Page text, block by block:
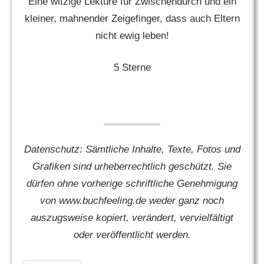
kleiner, mahnender Zeigefinger, dass auch Eltern
nicht ewig leben!
5 Sterne
Datenschutz: Sämtliche Inhalte, Texte, Fotos und
Grafiken sind urheberrechtlich geschützt. Sie
dürfen ohne vorherige schriftliche Genehmigung
von www.buchfeeling.de weder ganz noch
auszugsweise kopiert, verändert, vervielfältigt
oder veröffentlicht werden.